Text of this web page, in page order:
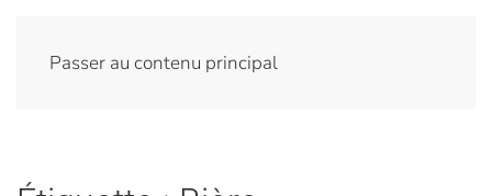
Passer au contenu principal